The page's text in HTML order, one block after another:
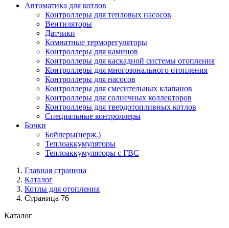
Автоматика для котлов
Контроллеры для тепловых насосов
Вентиляторы
Датчики
Комнатные терморегуляторы
Контроллеры для каминов
Контроллеры для каскадной системы отопления
Контроллеры для многозонального отопления
Контроллеры для насосов
Контроллеры для смесительных клапанов
Контроллеры для солнечных коллекторов
Контроллеры для твердотопливных котлов
Специальные контроллеры
Бочки
Бойлеры(нерж.)
Теплоаккумуляторы
Теплоаккумуляторы с ГВС
Главная страница
Каталог
Котлы для отопления
Страница 76
Каталог